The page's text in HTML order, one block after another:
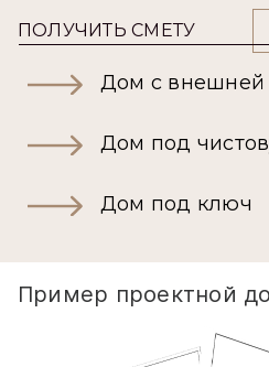
ПОЛУЧИТЬ СМЕТУ
Дом с внешней
Дом под
Дом под ключ
Пример проектной